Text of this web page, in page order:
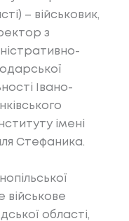
– військовик,
з
Івано-
імені
Стефаника.
військове
області,